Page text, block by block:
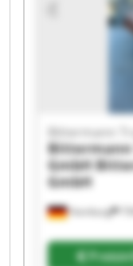
Hamburg
Bittermann
GmbH
GmbH